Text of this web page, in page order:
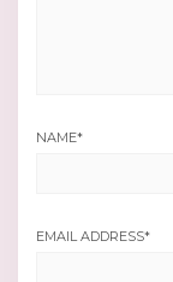
NAME*
EMAIL ADDRESS*